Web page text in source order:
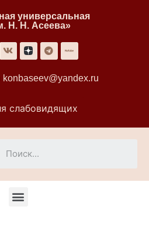
универсальная
Н. Н. Асеева»
konbaseev@yandex.ru
слабовидящих